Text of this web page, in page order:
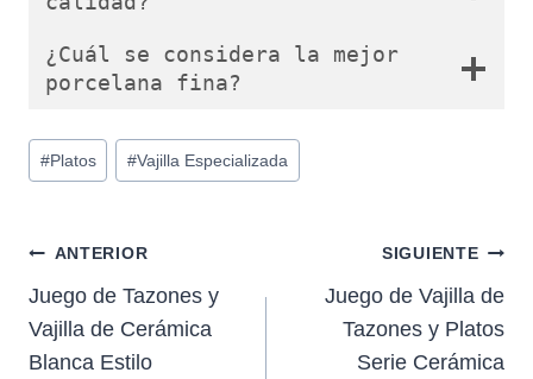
¿Cuál se considera la mejor
porcelana fina?
Etiquetas
de
entrada:
#Platos #Vajilla Especializada
Navegación
de
entradas
ANTERIOR
Juego de Tazones y
Vajilla de Cerámica
Blanca Estilo
SIGUIENTE
Juego de Vajilla de
Tazones y Platos
Serie Cerámica